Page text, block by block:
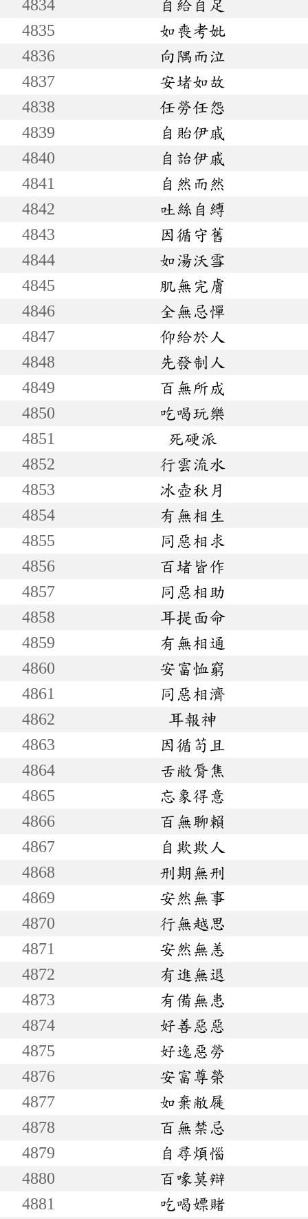
4834
自給自足
4835
如喪考妣
4836
向隅而泣
4837
安堵如故
4838
任勞任怨
4839
自貽伊戚
4840
自詒伊戚
4841
自然而然
4842
吐絲自縛
4843
因循守舊
4844
如湯沃雪
4845
肌無完膚
4846
全無忌憚
4847
仰給於人
4848
先發制人
4849
百無所成
4850
吃喝玩樂
4851
死硬派
4852
行雲流水
4853
冰壺秋月
4854
有無相生
4855
同惡相求
4856
百堵皆作
4857
同惡相助
4858
耳提面命
4859
有無相通
4860
安富恤窮
4861
同惡相濟
4862
耳報神
4863
因循苟且
4864
舌敝脣焦
4865
忘象得意
4866
百無聊賴
4867
自欺欺人
4868
刑期無刑
4869
安然無事
4870
行無越思
4871
安然無恙
4872
有進無退
4873
有備無患
4874
好善惡惡
4875
好逸惡勞
4876
安富尊榮
4877
如棄敝屣
4878
百無禁忌
4879
自尋煩惱
4880
百喙莫辯
4881
吃喝嫖賭